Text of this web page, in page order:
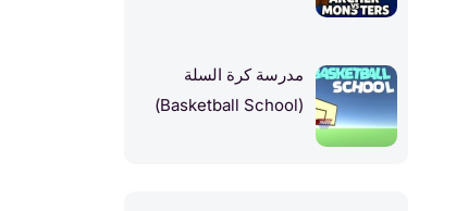
مدرسة كرة السلة
(Basketball School)